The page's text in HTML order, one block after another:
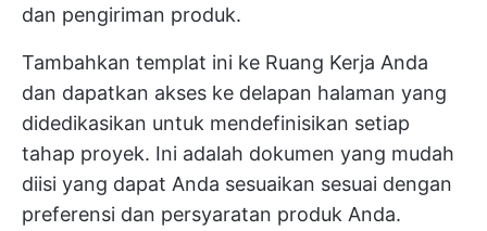
dan pengiriman produk.
Tambahkan templat ini ke Ruang Kerja Anda
dan dapatkan akses ke delapan halaman yang
didedikasikan untuk mendefinisikan setiap
tahap proyek. Ini adalah dokumen yang mudah
diisi yang dapat Anda sesuaikan sesuai dengan
preferensi dan persyaratan produk Anda.